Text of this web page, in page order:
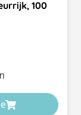
100